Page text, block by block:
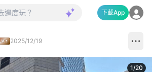
下載App
2025/12/19
1/20